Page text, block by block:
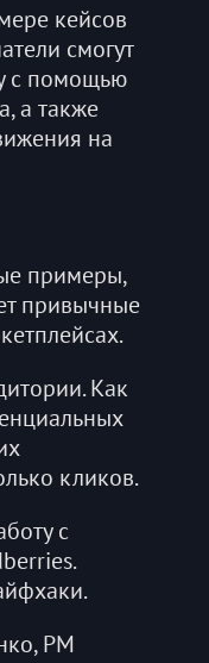
кейсов
смогут
с помощью
а также
на
примеры,
привычные
Как
кликов.
с
PM